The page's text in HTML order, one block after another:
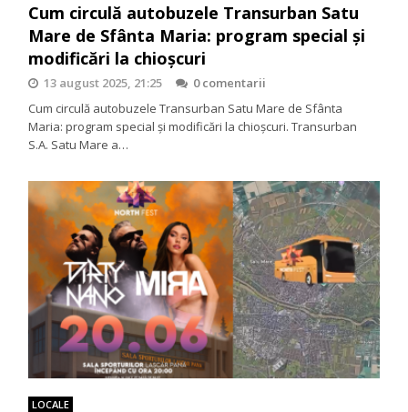
Cum circulă autobuzele Transurban Satu
Mare de Sfânta Maria: program special și
modificări la chioșcuri
13 august 2025, 21:25
0 comentarii
Cum circulă autobuzele Transurban Satu Mare de Sfânta
Maria: program special și modificări la chioșcuri. Transurban
S.A. Satu Mare a…
LOCALE